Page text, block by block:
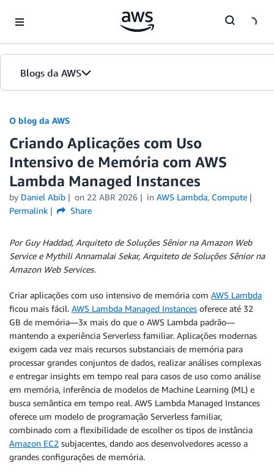
Blogs da AWS
Página inicial
Edições
O blog da AWS
Criando Aplicações com Uso
Intensivo de Memória com AWS
Lambda Managed Instances
by Daniel Abib on 22 ABR 2026 in AWS Lambda, Compute
Permalink
Share
Por Guy Haddad, Arquiteto de Soluções Sênior na Amazon Web
Service e Mythili Annamalai Sekar, Arquiteto de Soluções Sênior na
Amazon Web Services.
Criar aplicações com uso intensivo de memória com AWS Lambda
ficou mais fácil. AWS Lambda Managed Instances oferece até 32
GB de memória—3x mais do que o AWS Lambda padrão—
mantendo a experiência Serverless familiar. Aplicações modernas
exigem cada vez mais recursos substanciais de memória para
processar grandes conjuntos de dados, realizar análises complexas
e entregar insights em tempo real para casos de uso como análise
em memória, inferência de modelos de Machine Learning (ML) e
busca semântica em tempo real. AWS Lambda Managed Instances
oferece um modelo de programação Serverless familiar,
combinado com a flexibilidade de escolher os tipos de instância
Amazon EC2 subjacentes, dando aos desenvolvedores acesso a
grandes configurações de memória.